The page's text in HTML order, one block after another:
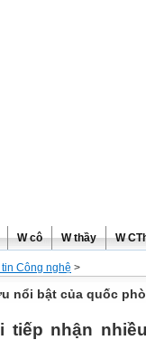
W cô W thầy W
Công nghệ >
nổi bật của quốc
tiếp nhận